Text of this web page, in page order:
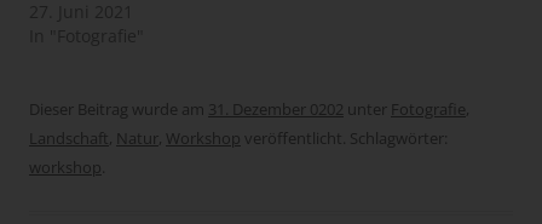
Dieser Beitrag wurde am 31. Dezember 0202 unter Fotografie,
Landschaft, Natur, Workshop veröffentlicht. Schlagwörter:
workshop.